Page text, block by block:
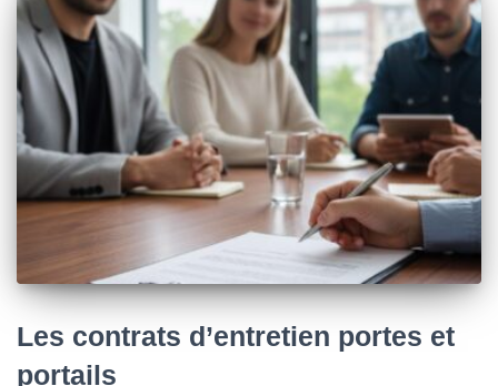
Les contrats d’entretien portes et
portails